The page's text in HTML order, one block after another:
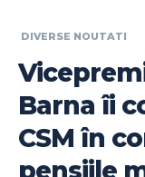
DIVERSE NOUTATI
Barna îi
CSM în
pensiile